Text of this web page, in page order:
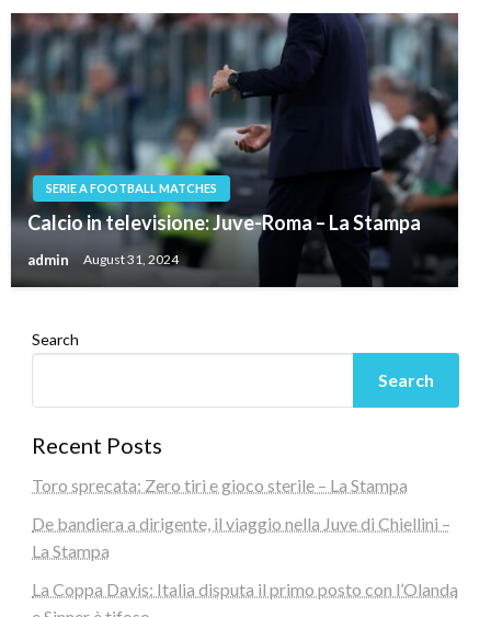
SERIE A FOOTBALL MATCHES
Calcio in televisione: Juve-Roma – La Stampa
admin August 31, 2024
Search
Search
Recent Posts
Toro sprecata: Zero tiri e gioco sterile – La Stampa
De bandiera a dirigente, il viaggio nella Juve di Chiellini –
La Stampa
La Coppa Davis: Italia disputa il primo posto con l’Olanda